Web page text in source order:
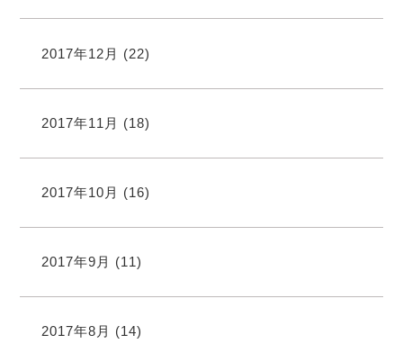
2017年12月 (22)
2017年11月 (18)
2017年10月 (16)
2017年9月 (11)
2017年8月 (14)